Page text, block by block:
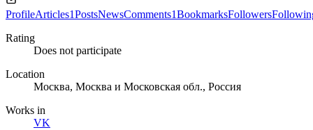
ProfileArticles1PostsNewsComments1BookmarksFollowers
Rating
Does not participate
Location
Москва, Москва и Московская обл., Россия
Works in
VK